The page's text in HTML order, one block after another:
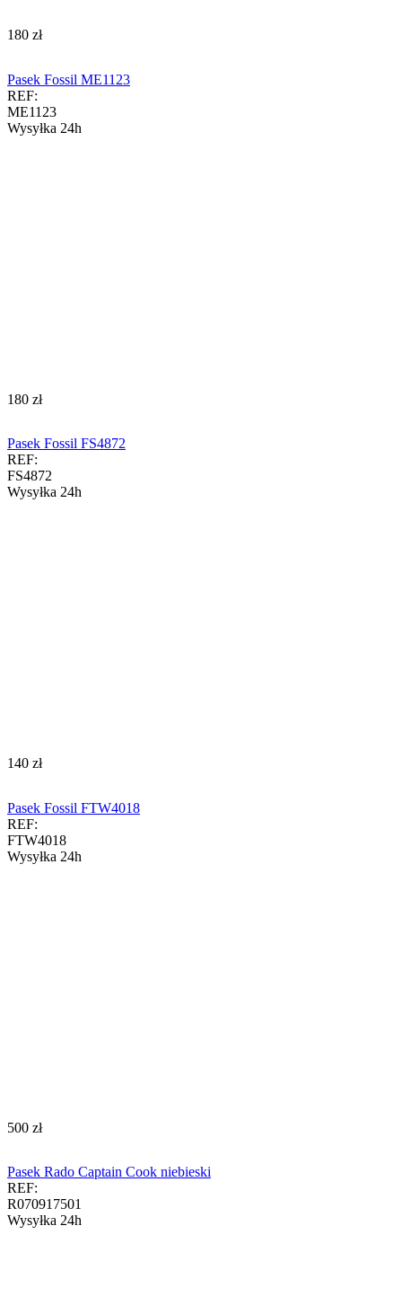
‍180‍ zł
Pasek Fossil ME1123
REF:
ME1123
Wysyłka 24h
‍180‍ zł
Pasek Fossil FS4872
REF:
FS4872
Wysyłka 24h
‍140‍ zł
Pasek Fossil FTW4018
REF:
FTW4018
Wysyłka 24h
‍500‍ zł
Pasek Rado Captain Cook niebieski
REF:
R070917501
Wysyłka 24h